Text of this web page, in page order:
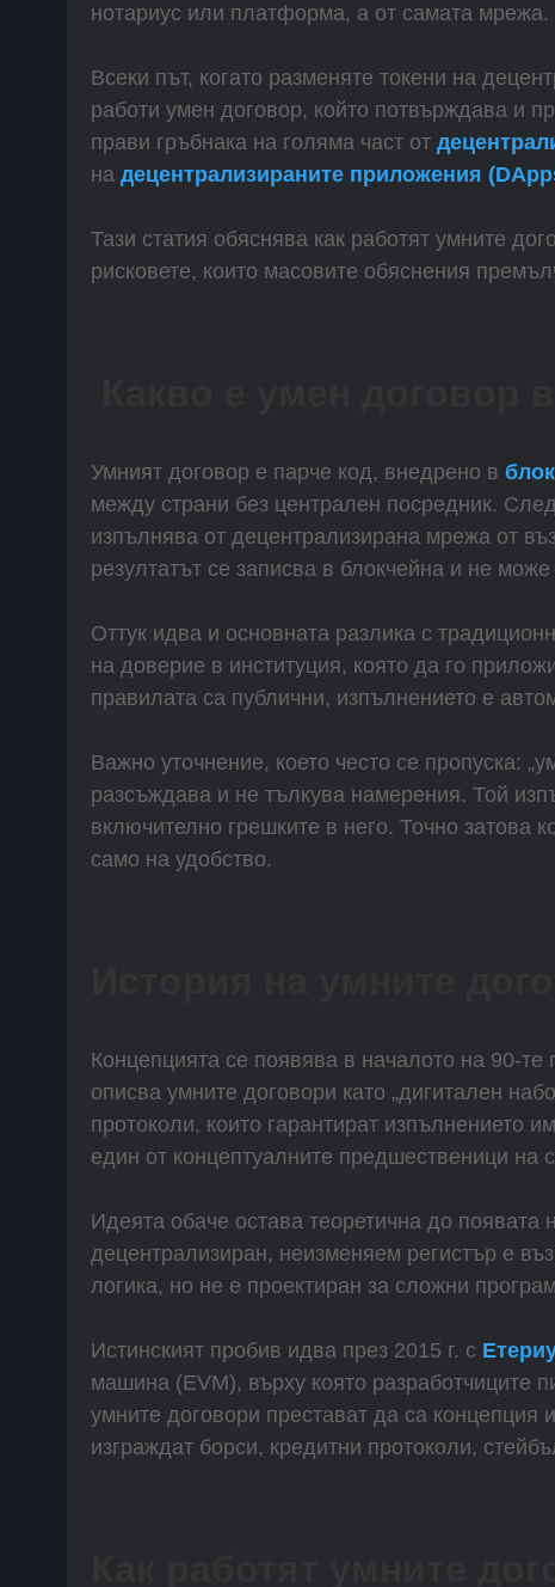
нотариус или платформа, а от самата мрежа.
Всеки път, когато разменяте токени на
работи умен договор, който потвърждава и
прави гръбнака на голяма част от
на децентрализираните приложения
Тази статия обяснява как работят умните
рисковете, които масовите обяснения
Умният договор е парче код, внедрено в
между страни без централен посредник.
изпълнява от децентрализирана мрежа от
резултатът се записва в блокчейна и не
Оттук идва и основната разлика с
на доверие в институция, която да го
правилата са публични, изпълнението е
Важно уточнение, което често се пропуска:
разсъждава и не тълкува намерения. Той
включително грешките в него. Точно затова
само на удобство.
Концепцията се появява в началото на 90-
описва умните договори като „дигитален
протоколи, които гарантират изпълнението
един от концептуалните предшественици на
Идеята обаче остава теоретична до появата
децентрализиран, неизменяем регистър е
логика, но не е проектиран за сложни
Истинският пробив идва през 2015 г. с
машина (EVM), върху която разработчиците
умните договори престават да са концепция
изграждат борси, кредитни протоколи,